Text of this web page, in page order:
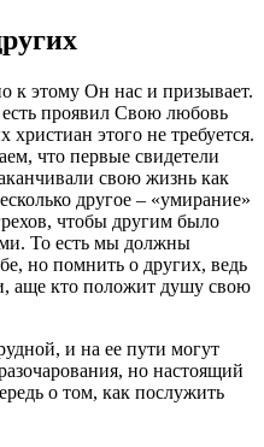
к этому Он нас и призывает.
проявил Свою любовь
христиан этого не требуется.
что первые свидетели
свою жизнь как
другое – «умирание»
чтобы другим было
То есть мы должны
но помнить о других, ведь
аще кто положит душу свою
и на ее пути могут
но настоящий
о том, как послужить